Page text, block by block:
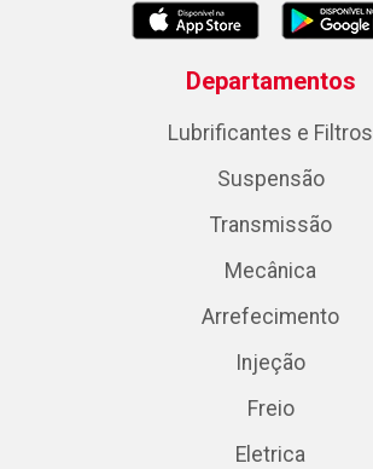
Departamentos
Lubrificantes e Filtros
Suspensão
Transmissão
Mecânica
Arrefecimento
Injeção
Freio
Eletrica